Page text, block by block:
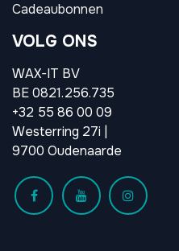
Cadeaubonnen
VOLG ONS
WAX-IT BV
BE 0821.256.735
+32 55 86 00 09
Westerring 27i |
9700 Oudenaarde